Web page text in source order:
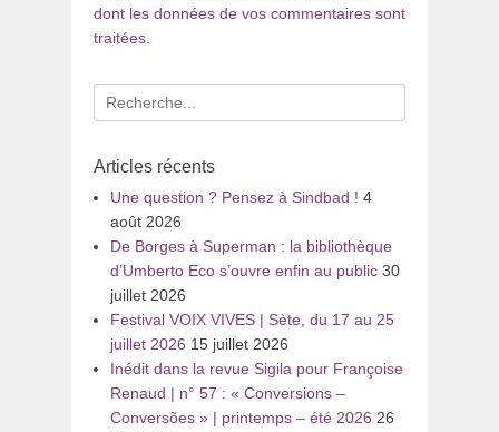
dont les données de vos commentaires sont
traitées
Recherche
pour
Articles récents
Une question ? Pensez à Sindbad ! 4
août 2026
De Borges à Superman : la bibliothèque
d’Umberto Eco s’ouvre enfin au public 30
juillet 2026
Festival VOIX VIVES | Sète, du 17 au 25
juillet 2026 15 juillet 2026
Inédit dans la revue Sigila pour Françoise
Renaud | n° 57 : « Conversions –
Conversões » | printemps – été 2026 26